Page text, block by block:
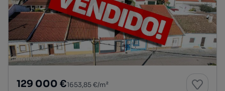
129 000 €1653,85 €/m²